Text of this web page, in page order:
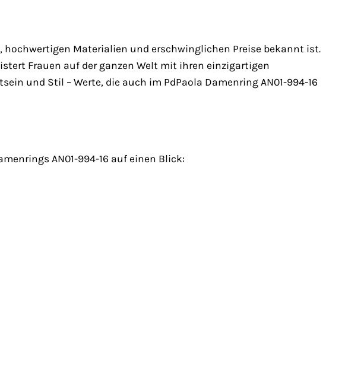
Materialien und erschwinglichen Preise bekannt ist.
Frauen auf der ganzen Welt mit ihren einzigartigen
und Stil – Werte, die auch im PdPaola Damenring AN01-994-16
AN01-994-16 auf einen Blick: